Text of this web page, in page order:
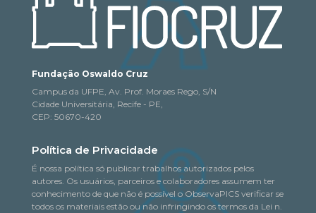
Fundação Oswaldo Cruz
Campus da UFPE, Av. Prof. Moraes Rego, S/N
Cidade Universitária, Recife - PE,
CEP: 50670-420
Política de Privacidade
É nossa política só publicar trabalhos autorizados pelos
autores. Os usuários, parceiros e colaboradores assumem ter
conhecimento de que não é possível o ObservaPICS verificar se
todos os materiais estão ou não infringindo os termos da Lei n.